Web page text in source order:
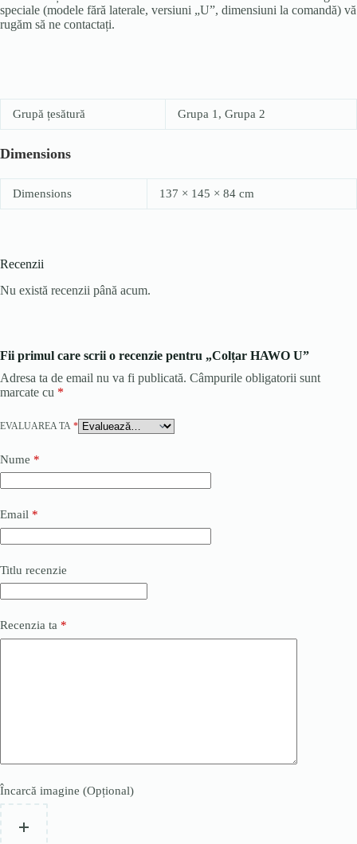
speciale (modele fără laterale, versiuni „U”, dimensiuni la comandă) vă
rugăm să ne contactați.
Grupă țesătură Grupa 1, Grupa 2
Dimensions
Dimensions 137 × 145 × 84 cm
Recenzii
Nu există recenzii până acum.
Fii primul care scrii o recenzie pentru „Colțar HAWO U”
Adresa ta de email nu va fi publicată. Câmpurile obligatorii sunt
marcate cu *
EVALUAREA TA *
Nume *
Email *
Titlu recenzie
Recenzia ta *
Încarcă imagine (Opțional)